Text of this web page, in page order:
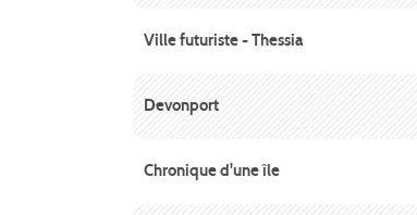
Ville futuriste - Thessia
Devonport
Chronique d'une île